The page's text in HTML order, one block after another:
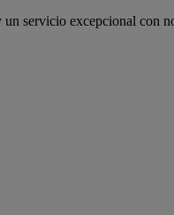
servicio excepcional con